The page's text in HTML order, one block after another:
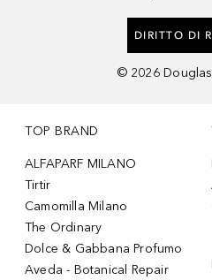
DIRITTO DI
© 2026
TOP BRAND
ALFAPARF MILANO
Tirtir
Camomilla Milano
The Ordinary
Dolce & Gabbana Profumo
Aveda - Botanical Repair